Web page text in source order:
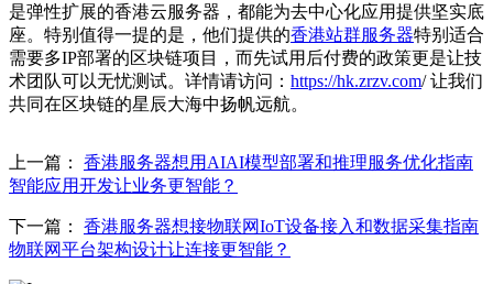
是弹性扩展的香港云服务器，都能为去中心化应用提供坚实底
座。特别值得一提的是，他们提供的香港站群服务器特别适合
需要多IP部署的区块链项目，而先试用后付费的政策更是让技
术团队可以无忧测试。详情请访问： https://hk.zrzv.com/ 让我们
共同在区块链的星辰大海中扬帆远航。
上一篇： 香港服务器想用AIAI模型部署和推理服务优化指南
智能应用开发让业务更智能？
下一篇： 香港服务器想接物联网IoT设备接入和数据采集指南
物联网平台架构设计让连接更智能？